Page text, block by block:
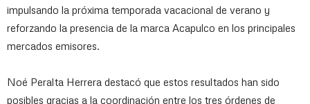
impulsando la próxima temporada vacacional de verano y
reforzando la presencia de la marca Acapulco en los principales
mercados emisores.
Noé Peralta Herrera destacó que estos resultados han sido
posibles gracias a la coordinación entre los tres órdenes de